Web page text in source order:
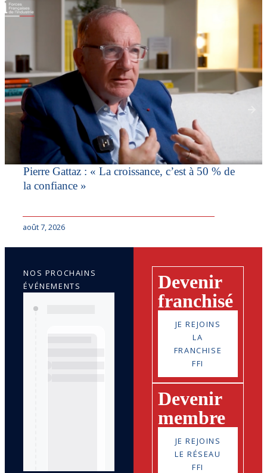
Pierre Gattaz : « La croissance, c’est à 50 % de
la confiance »
août 7, 2026
Devenir
franchisé
JE REJOINS
LA
FRANCHISE
FFI
Devenir
membre
JE REJOINS
LE RÉSEAU
FFI
NOS PROCHAINS
ÉVÉNEMENTS